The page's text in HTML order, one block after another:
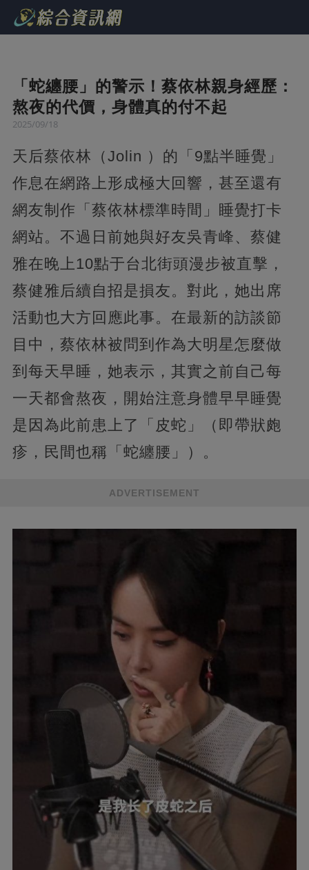
「蛇纏腰」的警示！蔡依林親身經歷：
熬夜的代價，身體真的付不起
2025/09/18
天后蔡依林（Jolin ）的「9點半睡覺」
作息在網路上形成極大回響，甚至還有
網友制作「蔡依林標準時間」睡覺打卡
網站。不過日前她與好友吳青峰、蔡健
雅在晚上10點于台北街頭漫步被直擊，
蔡健雅后續自招是損友。對此，她出席
活動也大方回應此事。在最新的訪談節
目中，蔡依林被問到作為大明星怎麼做
到每天早睡，她表示，其實之前自己每
一天都會熬夜，開始注意身體早早睡覺
是因為此前患上了「皮蛇」（即帶狀皰
疹，民間也稱「蛇纏腰」）。
ADVERTISEMENT